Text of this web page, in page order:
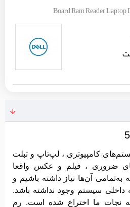
Board Ram Reader
کامپیوتری ، لپ‌تاپ و تبلت
ضروری ، فیلم و عکس واقعا
به‌تمامی آن‌ها نیاز داشته باشیم و
سیستم وجود نداشته باشد.
نجات ما اختراع شده است. رم